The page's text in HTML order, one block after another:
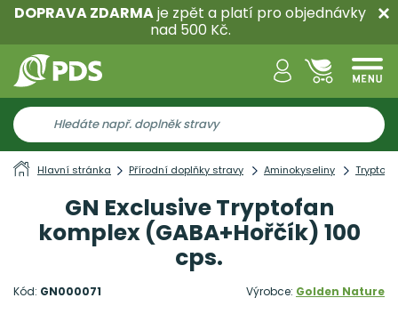
DOPRAVA ZDARMAje zpět a platí pro objednávky
nad 500 Kč.
Hlavní stránka Přírodní doplňky stravy Aminokyseliny
GN Exclusive Tryptofan
komplex (GABA+Hořčík) 100
cps.
Kód: GN000071 Výrobce: Golden Nature